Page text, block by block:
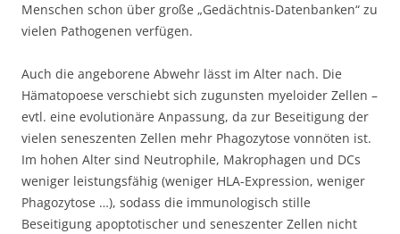
Menschen schon über große „Gedächtnis-Datenbanken“ zu
vielen Pathogenen verfügen.
Auch die angeborene Abwehr lässt im Alter nach. Die
Hämatopoese verschiebt sich zugunsten myeloider Zellen –
evtl. eine evolutionäre Anpassung, da zur Beseitigung der
vielen seneszenten Zellen mehr Phagozytose vonnöten ist.
Im hohen Alter sind Neutrophile, Makrophagen und DCs
weniger leistungsfähig (weniger HLA-Expression, weniger
Phagozytose …), sodass die immunologisch stille
Beseitigung apoptotischer und seneszenter Zellen nicht